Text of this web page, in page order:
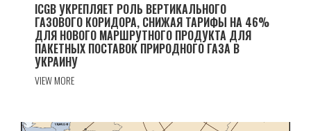
ICGB УКРЕПЛЯЕТ РОЛЬ ВЕРТИКАЛЬНОГО
ГАЗОВОГО КОРИДОРА, СНИЖАЯ ТАРИФЫ НА 46%
ДЛЯ НОВОГО МАРШРУТНОГО ПРОДУКТА ДЛЯ
ПАКЕТНЫХ ПОСТАВОК ПРИРОДНОГО ГАЗА В
УКРАИНУ
VIEW MORE